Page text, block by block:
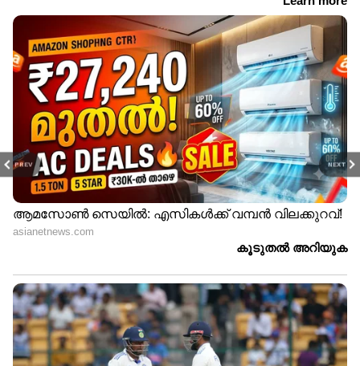
PREV NEXT